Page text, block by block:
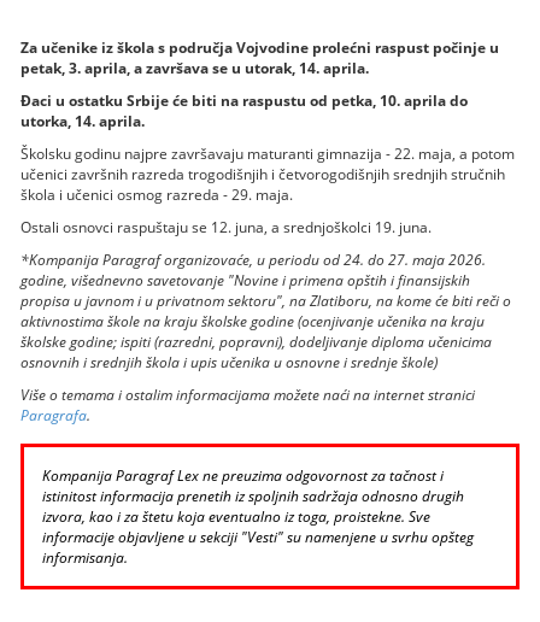
Za učenike iz škola s područja Vojvodine prolećni raspust počinje u
petak, 3. aprila, a završava se u utorak, 14. aprila.
Đaci u ostatku Srbije će biti na raspustu od petka, 10. aprila do
utorka, 14. aprila.
Školsku godinu najpre završavaju maturanti gimnazija - 22. maja, a potom
učenici završnih razreda trogodišnjih i četvorogodišnjih srednjih stručnih
škola i učenici osmog razreda - 29. maja.
Ostali osnovci raspuštaju se 12. juna, a srednjoškolci 19. juna.
*Kompanija Paragraf organizovaće, u periodu od 24. do 27. maja 2026.
godine, višednevno savetovanje "Novine i primena opštih i finansijskih
propisa u javnom i u privatnom sektoru", na Zlatiboru, na kome će biti reči o
aktivnostima škole na kraju školske godine (ocenjivanje učenika na kraju
školske godine; ispiti (razredni, popravni), dodeljivanje diploma učenicima
osnovnih i srednjih škola i upis učenika u osnovne i srednje škole)
Više o temama i ostalim informacijama možete naći na internet stranici
Paragrafa.
Kompanija Paragraf Lex ne preuzima odgovornost za tačnost i
istinitost informacija prenetih iz spoljnih sadržaja odnosno drugih
izvora, kao i za štetu koja eventualno iz toga, proistekne. Sve
informacije objavljene u sekciji "Vesti" su namenjene u svrhu opšteg
informisanja.